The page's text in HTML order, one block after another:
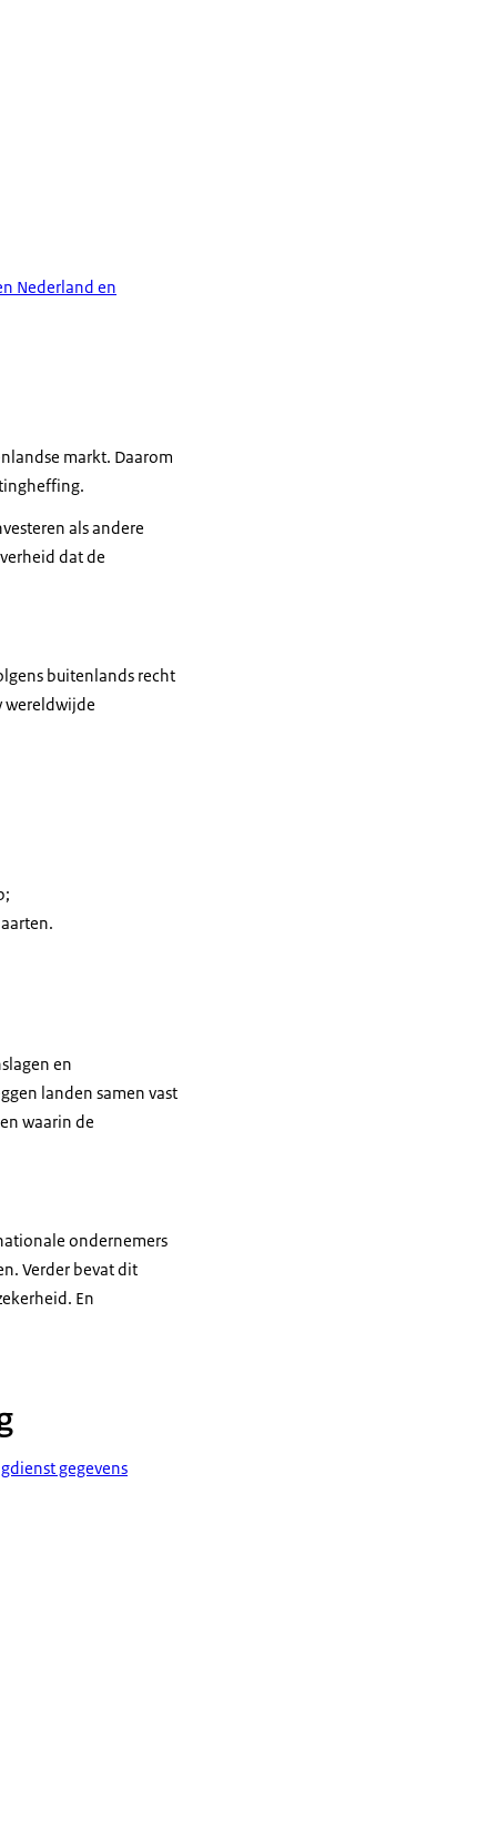
Nederland en
markt. Daarom
als andere
dat de
buitenlands recht
wereldwijde
en
landen samen vast
waarin de
ondernemers
Verder bevat dit
En
gegevens